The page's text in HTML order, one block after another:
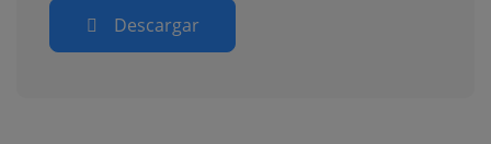
Descargar